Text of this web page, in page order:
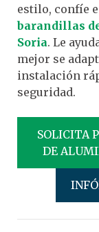
estilo, confíe
barandillas
Soria. Le
mejor se
instalación
seguridad.
SOLICITA
DE